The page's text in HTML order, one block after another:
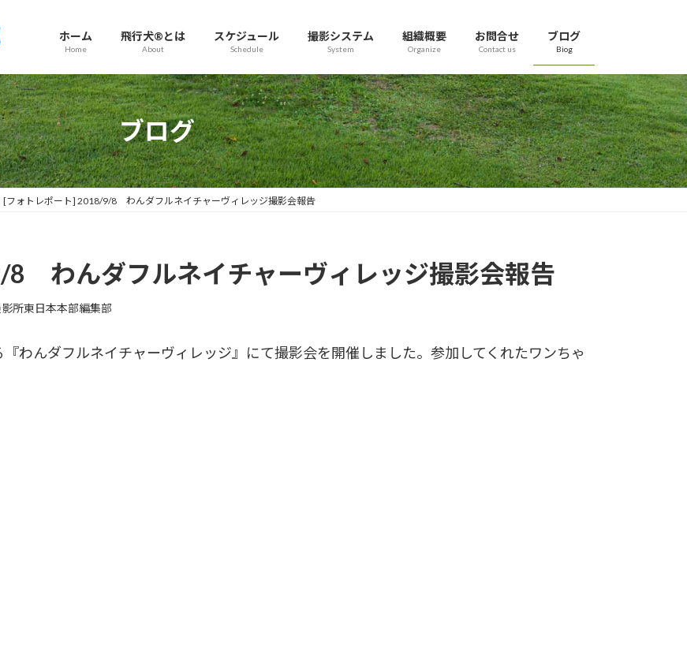
ホーム
Home
飛行犬®とは
About
スケジュール
Schedule
撮影システム
System
組織概要
Organize
お問合せ
Contact us
ブログ
Biog
ブログ
[フォトレポート] 2018/9/8 わんダフルネイチャーヴィレッジ撮影会報告
わんダフルネイチャーヴィレッジ撮影会報告
所東日本本部編集部
わんダフルネイチャーヴィレッジ』にて撮影会を開催しました。参加してくれたワンちゃ